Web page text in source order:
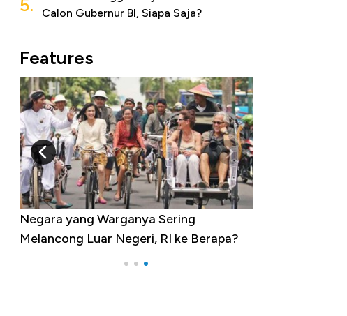
5.
Calon Gubernur BI, Siapa Saja?
Features
Negara yang Warganya Sering
Melancong Luar Negeri, RI ke Berapa?